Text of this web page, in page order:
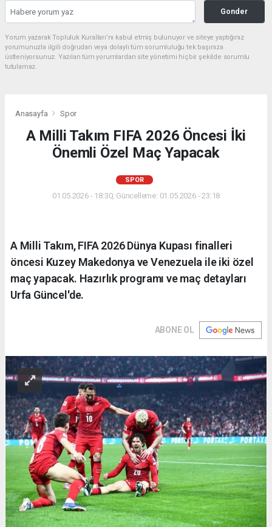
Gonder
Yorum yazarak Topluluk Kuralları’nı kabul etmiş bulunuyor ve siteye yaptığınız
yorumunuzla ilgili doğrudan veya dolaylı tüm sorumluluğu tek başınıza
üstleniyorsunuz. Yazılan tüm yorumlardan site yönetimi hiçbir şekilde sorumlu
tutulamaz.
Anasayfa Spor
A Milli Takım FIFA 2026 Öncesi İki
Önemli Özel Maç Yapacak
SPOR
01.05.2026 - 18:30, Güncelleme: 01.05.2026 - 23:18
A Milli Takım, FIFA 2026 Dünya Kupası finalleri
öncesi Kuzey Makedonya ve Venezuela ile iki özel
maç yapacak. Hazırlık programı ve maç detayları
Urfa Güncel'de.
ABONE OL